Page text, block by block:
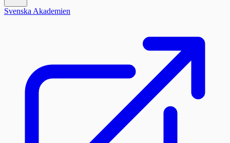
Svenska Akademien